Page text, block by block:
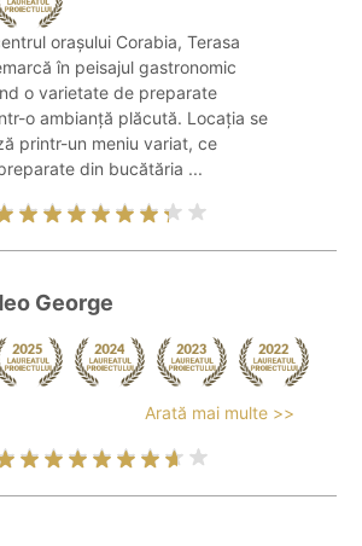
orașului Corabia, Terasa
în peisajul gastronomic
o varietate de preparate
o ambianță plăcută. Locația se
printr-un meniu variat, ce
din bucătăria ...
George
Arată mai multe >>